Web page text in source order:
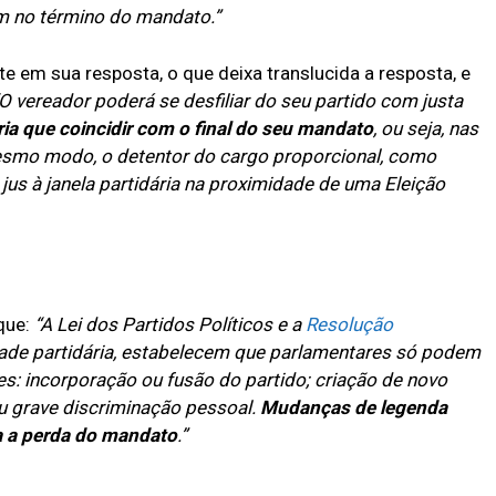
no término do mandato.”
em sua resposta, o que deixa translucida a resposta, e
vereador poderá se desfiliar do seu partido com justa
que coincidir com o final do seu mandato, ou seja, nas
modo, o detentor do cargo proporcional, como
à janela partidária na proximidade de uma Eleição
“A Lei dos Partidos Políticos e a Resolução
partidária, estabelecem que parlamentares só podem
incorporação ou fusão do partido; criação de novo
grave discriminação pessoal. Mudanças de legenda
perda do mandato.”